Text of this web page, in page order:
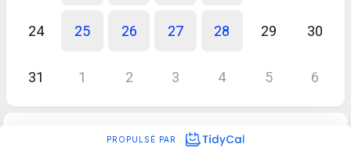
24 25 26 27 28 29 30
31 1 2 3 4 5 6
PROPULSÉ PAR